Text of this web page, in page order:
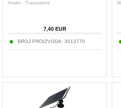
Hooks - Transparent
7,40EUR
BROJ PROIZVODA: 3013770